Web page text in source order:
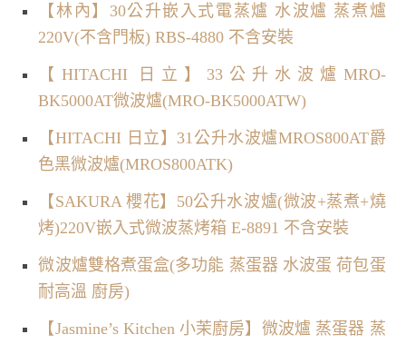
【林內】30公升嵌入式電蒸爐 水波爐 蒸煮爐
220V(不含門板) RBS-4880 不含安裝
【HITACHI 日立】33公升水波爐MRO-
BK5000AT微波爐(MRO-BK5000ATW)
【HITACHI 日立】31公升水波爐MROS800AT爵
色黑微波爐(MROS800ATK)
【SAKURA 櫻花】50公升水波爐(微波+蒸煮+燒
烤)220V嵌入式微波蒸烤箱 E-8891 不含安裝
微波爐雙格煮蛋盒(多功能 蒸蛋器 水波蛋 荷包蛋
耐高溫 廚房)
【Jasmine’s Kitchen 小茉廚房】微波爐 蒸蛋器 蒸